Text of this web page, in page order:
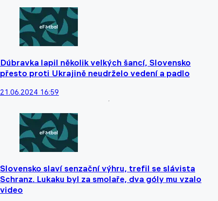
Dúbravka lapil několik velkých šancí, Slovensko
přesto proti Ukrajině neudrželo vedení a padlo
21.06.2024 16:59
Slovensko slaví senzační výhru, trefil se slávista
Schranz. Lukaku byl za smolaře, dva góly mu vzalo
video